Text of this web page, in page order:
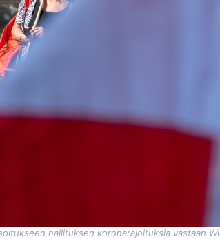
hallituksen koronarajoituksia vastaan